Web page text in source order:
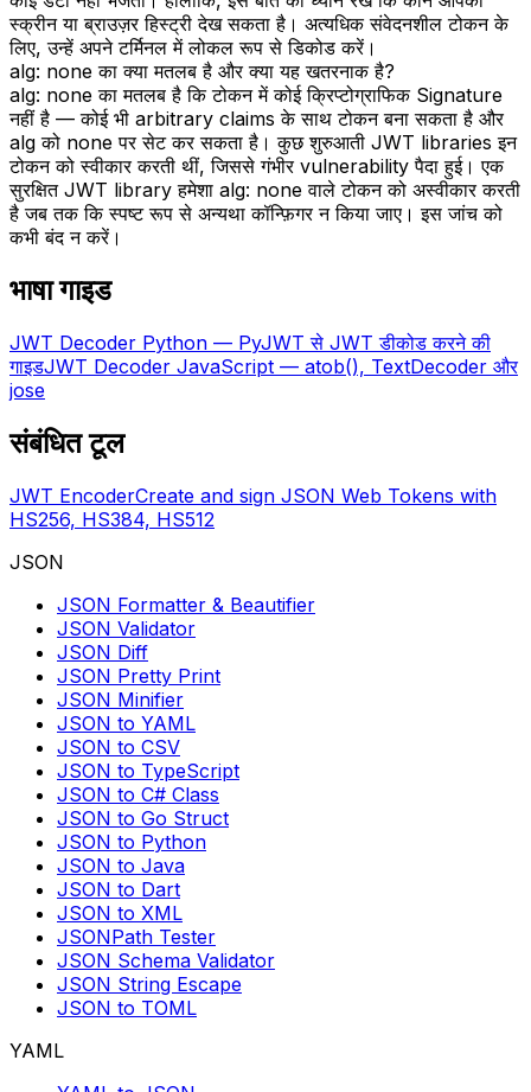
स्क्रीन या ब्राउज़र हिस्ट्री देख सकता है। अत्यधिक संवेदनशील टोकन के
लिए, उन्हें अपने टर्मिनल में लोकल रूप से डिकोड करें।
alg: none का क्या मतलब है और क्या यह खतरनाक है?
alg: none का मतलब है कि टोकन में कोई क्रिप्टोग्राफिक Signature
नहीं है — कोई भी arbitrary claims के साथ टोकन बना सकता है और
alg को none पर सेट कर सकता है। कुछ शुरुआती JWT libraries इन
टोकन को स्वीकार करती थीं, जिससे गंभीर vulnerability पैदा हुई। एक
सुरक्षित JWT library हमेशा alg: none वाले टोकन को अस्वीकार करती
है जब तक कि स्पष्ट रूप से अन्यथा कॉन्फ़िगर न किया जाए। इस जांच को
कभी बंद न करें।
भाषा गाइड
JWT Decoder Python — PyJWT से JWT डीकोड करने की
गाइडJWT Decoder JavaScript — atob(), TextDecoder और
jose
संबंधित टूल
JWT EncoderCreate and sign JSON Web Tokens with
HS256, HS384, HS512
JSON
JSON Formatter & Beautifier
JSON Validator
JSON Diff
JSON Pretty Print
JSON Minifier
JSON to YAML
JSON to CSV
JSON to TypeScript
JSON to C# Class
JSON to Go Struct
JSON to Python
JSON to Java
JSON to Dart
JSON to XML
JSONPath Tester
JSON Schema Validator
JSON String Escape
JSON to TOML
YAML